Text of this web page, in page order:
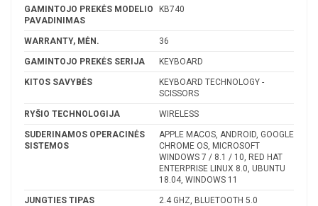
GAMINTOJO PREKĖS MODELIO
PAVADINIMAS
KB740
WARRANTY, MĖN. 36
GAMINTOJO PREKĖS SERIJA KEYBOARD
KITOS SAVYBĖS
KEYBOARD TECHNOLOGY -
SCISSORS
RYŠIO TECHNOLOGIJA WIRELESS
SUDERINAMOS OPERACINĖS
SISTEMOS
APPLE MACOS, ANDROID, GOOGLE
CHROME OS, MICROSOFT
WINDOWS 7 / 8.1 / 10, RED HAT
ENTERPRISE LINUX 8.0, UBUNTU
18.04, WINDOWS 11
JUNGTIES TIPAS 2.4 GHZ, BLUETOOTH 5.0